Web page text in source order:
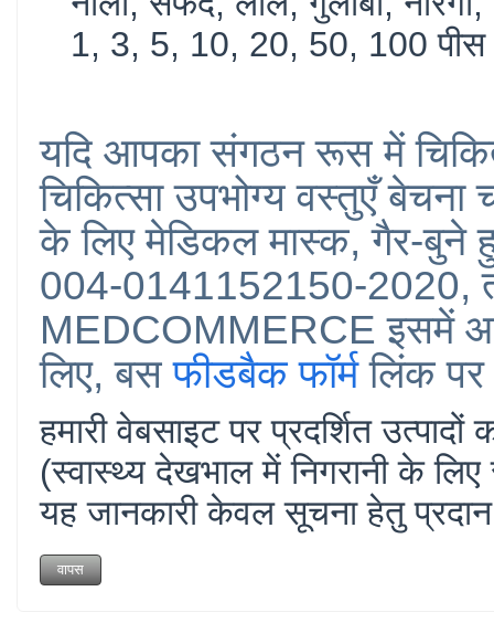
1, 3, 5, 10, 20, 50, 100 पीस
यदि आपका संगठन रूस में
चिकित्सा उपभोग्य वस्तुएँ
के लिए मेडिकल मास्क, गैर-बुने
004-0141152150-2020, तो
MEDCOMMERCE इसमें
लिए, बसफीडबैक फॉर्मलिंक पर
हमारी वेबसाइट पर प्रदर्शित
(स्वास्थ्य देखभाल में निगरानी के लिए
यह जानकारी केवल सूचना हेतु
वापस